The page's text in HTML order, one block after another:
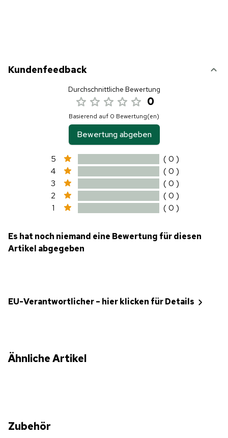
Kundenfeedback
Durchschnittliche Bewertung
0
Basierend auf 0 Bewertung(en)
Bewertung abgeben
5
( 0 )
4
( 0 )
3
( 0 )
2
( 0 )
1
( 0 )
Es hat noch niemand eine Bewertung für diesen
Artikel abgegeben
EU-Verantwortlicher – hier klicken für Details
Ähnliche Artikel
Zubehör